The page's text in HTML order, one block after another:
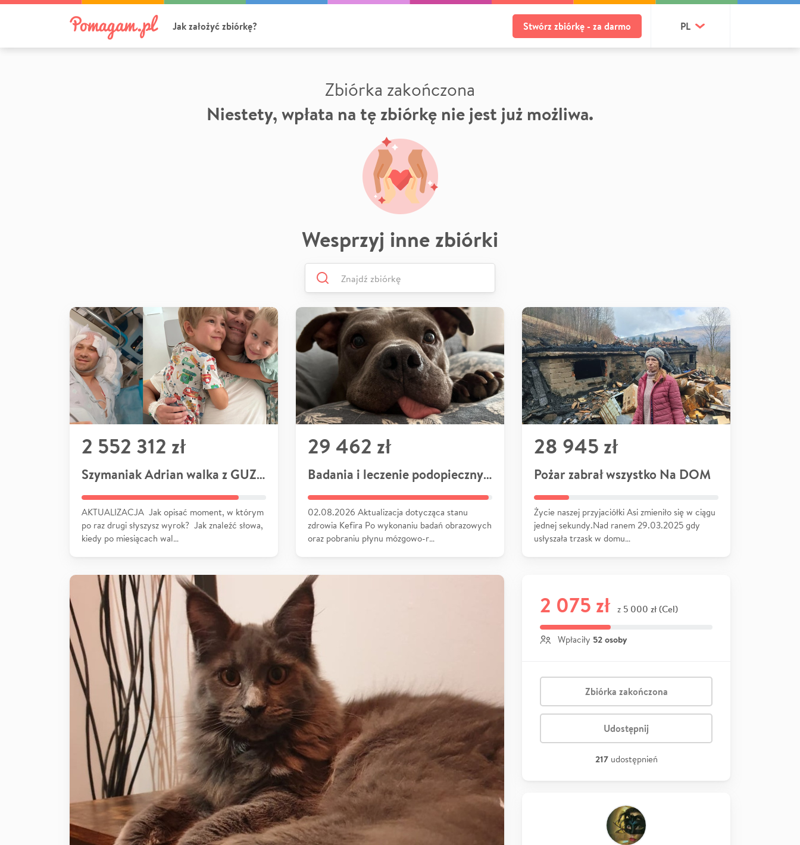
Jak założyć zbiórkę? Stwórz zbiórkę - za darmo PL
Zbiórka zakończona
Niestety, wpłata na tę zbiórkę nie jest już możliwa.
Wesprzyj inne zbiórki
2 552 312 zł
Szymaniak Adrian walka z GUZEM
AKTUALIZACJA Jak opisać moment, w którym
po raz drugi słyszysz wyrok? Jak znaleźć słowa,
kiedy po miesiącach wal…
29 462 zł
Badania i leczenie podopiecznych
02.08.2026 Aktualizacja dotycząca stanu
zdrowia Kefira Po wykonaniu badań obrazowych
oraz pobraniu płynu mózgowo-r…
28 945 zł
Pożar zabrał wszystko Na DOM
Życie naszej przyjaciółki Asi zmieniło się w ciągu
jednej sekundy.Nad ranem 29.03.2025 gdy
usłyszała trzask w domu…
2 075 zł z 5 000 zł (Cel)
Wpłaciły 52 osoby
Zbiórka zakończona
Udostępnij
217 udostępnień